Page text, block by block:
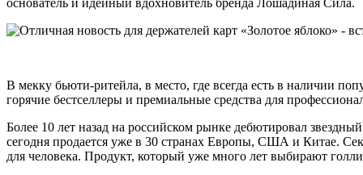
В мекку бьюти-ритейла, в место, где всегда есть в наличии
горячие бестселлеры и премиальные средства для
Более 10 лет назад на российском рынке дебютировал
сегодня продается уже в 30 странах Европы, США и Китае.
для человека. Продукт, который уже много лет выбирают